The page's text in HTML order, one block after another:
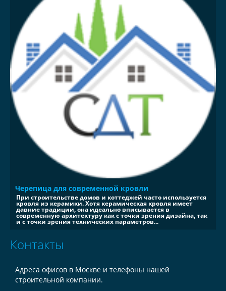
Черепица для современной кровли
При строительстве домов и коттеджей часто используется
кровля из керамики. Хотя керамическая кровля имеет
давние традиции, она идеально вписывается в
современную архитектуру как с точки зрения дизайна, так
и с точки зрения технических параметров...
Контакты
Адреса офисов в Москве и телефоны нашей
строительной компании.